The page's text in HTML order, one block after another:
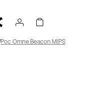
Poc Omne Beacon MIPS